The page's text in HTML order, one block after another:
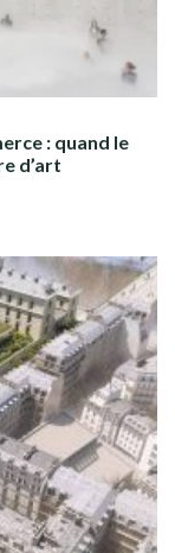
: quand le
d’art